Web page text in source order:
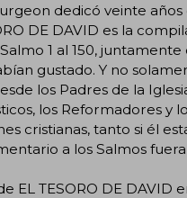
dedicó veinte
DE DAVID es la
1 al 150,
gustado. Y no
los Padres de la
los Reformadores y
cristianas, tanto si él
a los Salmos
EL TESORO DE